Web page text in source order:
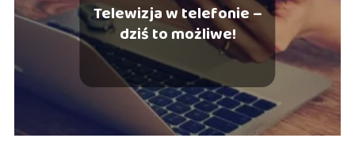
Telewizja w telefonie –
dziś to możliwe!